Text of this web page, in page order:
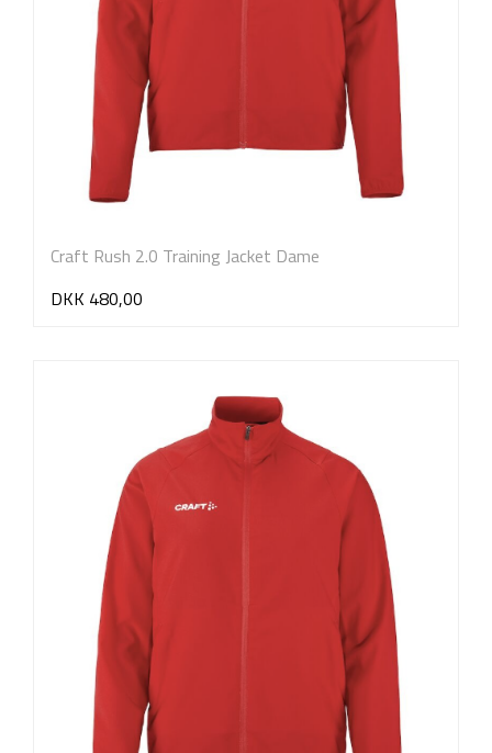
Craft Rush 2.0 Training Jacket Dame
DKK 480,00